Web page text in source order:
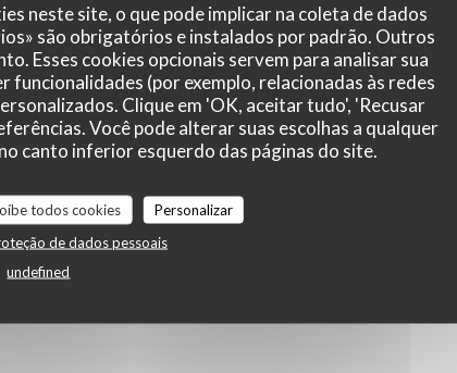
neste site, o que pode implicar na coleta de dados
são obrigatórios e instalados por padrão. Outros
Esses cookies opcionais servem para analisar sua
funcionalidades (por exemplo, relacionadas às redes
Clique em 'OK, aceitar tudo', 'Recusar
Você pode alterar suas escolhas a qualquer
canto inferior esquerdo das páginas do site.
todos cookies
Personalizar
de dados pessoais
undefined